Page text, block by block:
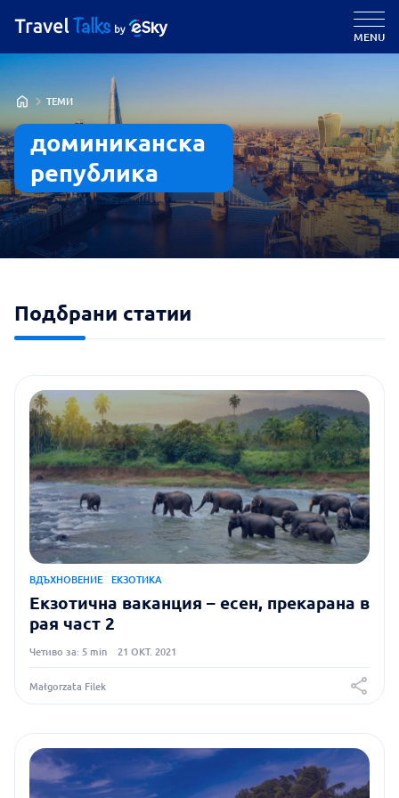
MENU
ТЕМИ
доминиканска
република
Подбрани статии
ВДЪХНОВЕНИЕ ЕКЗОТИКА
Екзотична ваканция – есен, прекарана в
рая част 2
Четиво за: 5 min 21 ОКТ. 2021
Małgorzata Filek